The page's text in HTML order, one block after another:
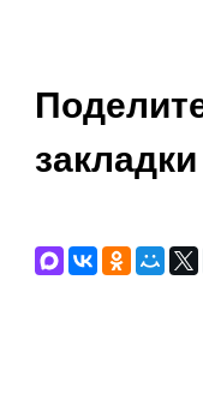
закладки